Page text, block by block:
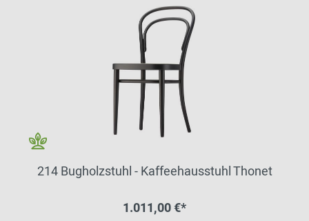
214 Bugholzstuhl - Kaffeehausstuhl Thonet
1.011,00 €*